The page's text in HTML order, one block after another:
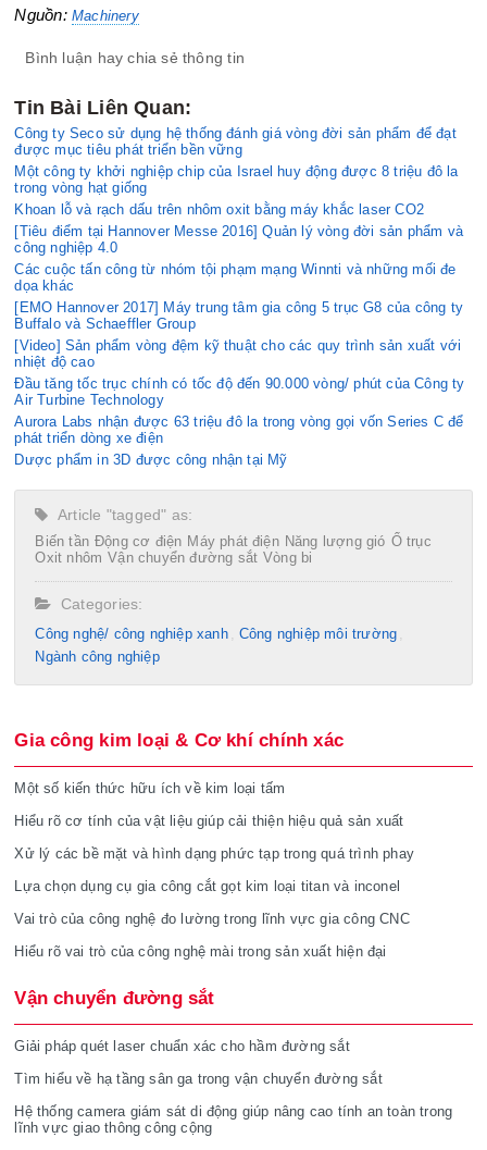
Nguồn:Machinery
Bình luận hay chia sẻ thông tin
Tin Bài Liên Quan:
Công ty Seco sử dụng hệ thống đánh giá vòng đời sản phẩm để đạt
được mục tiêu phát triển bền vững
Một công ty khởi nghiệp chip của Israel huy động được 8 triệu đô la
trong vòng hạt giống
Khoan lỗ và rạch dấu trên nhôm oxit bằng máy khắc laser CO2
[Tiêu điểm tại Hannover Messe 2016] Quản lý vòng đời sản phẩm và
công nghiệp 4.0
Các cuộc tấn công từ nhóm tội phạm mạng Winnti và những mối đe
dọa khác
[EMO Hannover 2017] Máy trung tâm gia công 5 trục G8 của công ty
Buffalo và Schaeffler Group
[Video] Sản phẩm vòng đệm kỹ thuật cho các quy trình sản xuất với
nhiệt độ cao
Đầu tăng tốc trục chính có tốc độ đến 90.000 vòng/ phút của Công ty
Air Turbine Technology
Aurora Labs nhận được 63 triệu đô la trong vòng gọi vốn Series C để
phát triển dòng xe điện
Dược phẩm in 3D được công nhận tại Mỹ
Article "tagged" as:
Biến tần Động cơ điện Máy phát điện Năng lượng gió Ổ trục
Oxit nhôm Vận chuyển đường sắt Vòng bi
Categories:
Công nghệ/ công nghiệp xanh
Công nghiệp môi trường
Ngành công nghiệp
Gia công kim loại & Cơ khí chính xác
Một số kiến thức hữu ích về kim loại tấm
Hiểu rõ cơ tính của vật liệu giúp cải thiện hiệu quả sản xuất
Xử lý các bề mặt và hình dạng phức tạp trong quá trình phay
Lựa chọn dụng cụ gia công cắt gọt kim loại titan và inconel
Vai trò của công nghệ đo lường trong lĩnh vực gia công CNC
Hiểu rõ vai trò của công nghệ mài trong sản xuất hiện đại
Vận chuyển đường sắt
Giải pháp quét laser chuẩn xác cho hầm đường sắt
Tìm hiểu về hạ tầng sân ga trong vận chuyển đường sắt
Hệ thống camera giám sát di động giúp nâng cao tính an toàn trong
lĩnh vực giao thông công cộng